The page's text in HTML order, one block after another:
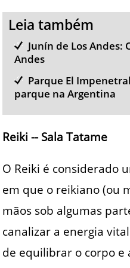
Leia também
Junín de Los Andes:
Andes
Parque El
parque na Argentina
Reiki -- Sala Tatame
O Reiki é considerado
em que o reikiano (ou
mãos sob algumas
canalizar a energia
de equilibrar o corpo e